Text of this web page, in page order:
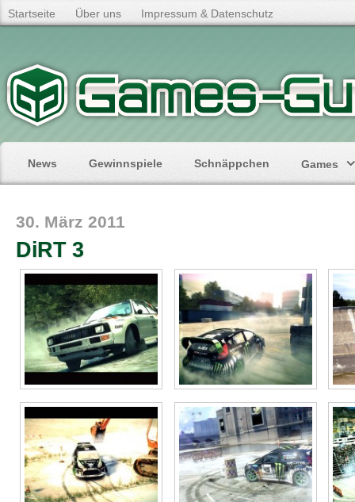
Startseite Über uns Impressum & Datenschutz
News Gewinnspiele Schnäppchen Games
30. März 2011
DiRT 3